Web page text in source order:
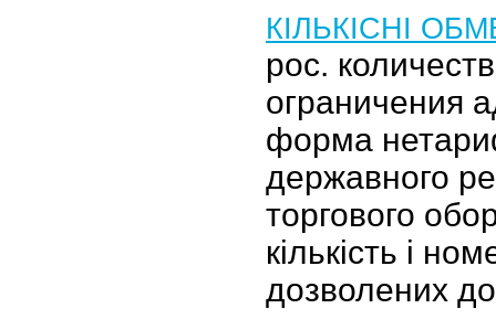
КІЛЬКІСНІ
рос.
ограничения
форма
державного
торгового
кількість і
дозволених